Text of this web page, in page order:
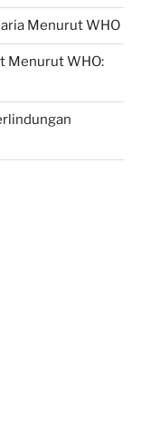
Menurut WHO
Menurut WHO: